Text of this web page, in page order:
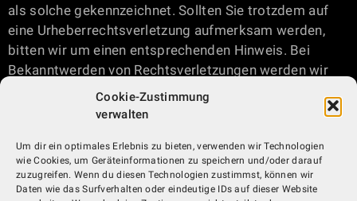
Cookie-Zustimmung
verwalten
Um dir ein optimales Erlebnis zu bieten, verwenden wir Technologien
wie Cookies, um Geräteinformationen zu speichern und/oder darauf
zuzugreifen. Wenn du diesen Technologien zustimmst, können wir
Daten wie das Surfverhalten oder eindeutige IDs auf dieser Website
als solche gekennzeichnet. Sollten Sie trotzdem auf
eine Urheberrechtsverletzung aufmerksam werden,
bitten wir um einen entsprechenden Hinweis. Bei
Bekanntwerden von Rechtsverletzungen werden wir
derartige Inhalte umgehend entfernen.
zur Startseite